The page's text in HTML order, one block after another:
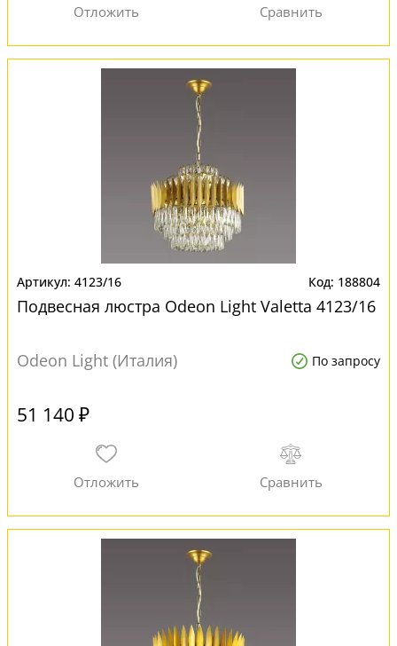
4123/16 188804
Подвесная люстра Odeon Light Valetta 4123/16
Odeon Light (Италия) По запросу
51 140 ₽